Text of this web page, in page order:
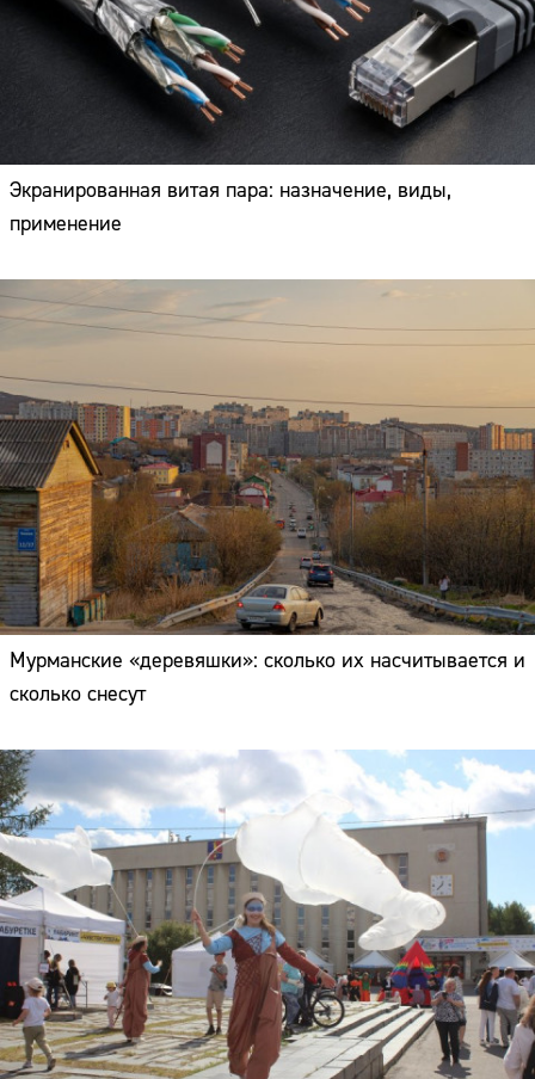
Экранированная витая пара: назначение, виды,
применение
Мурманские «деревяшки»: сколько их насчитывается и
сколько снесут